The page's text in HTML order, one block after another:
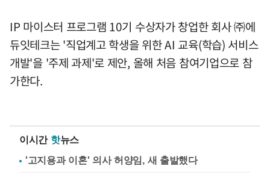
IP 마이스터 프로그램 10기 수상자가 창업한 회사 ㈜에
듀잇테크는 '직업계고 학생을 위한 AI 교육(학습) 서비스
개발'을 '주제 과제'로 제안, 올해 처음 참여기업으로 참
가한다.
이시간 핫뉴스
'고지용과 이혼' 의사 허양임, 새 출발했다